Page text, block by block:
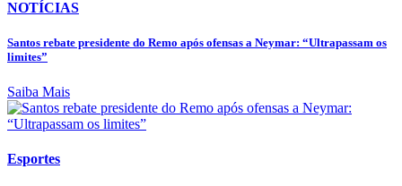
NOTÍCIAS
Santos rebate presidente do Remo após ofensas a Neymar: “Ultrapassam os
limites”
Saiba Mais
Esportes